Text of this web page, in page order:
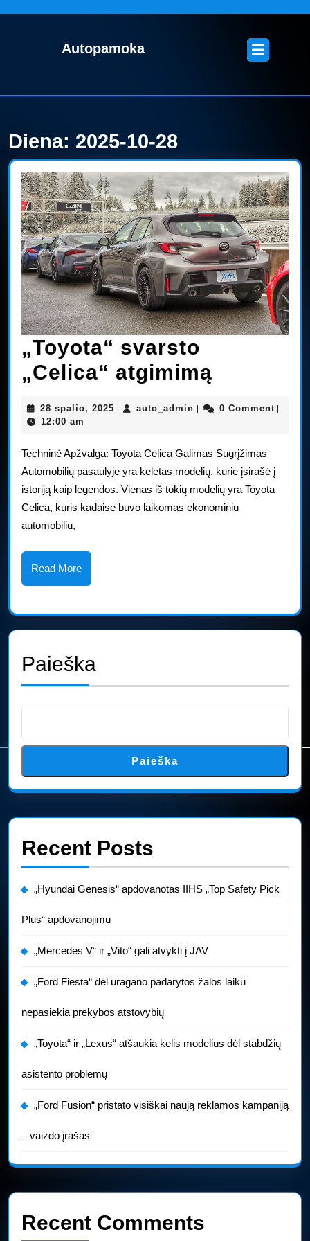
Autopamoka
Open
Button
Diena: 2025-10-28
„Toyota“ svarsto
„Celica“ atgimimą
atgimimą
28 spalio, 2025 28
auto_admin auto_admin
0 Comment
12:00 am
Techninė Apžvalga: Toyota Celica Galimas Sugrįžimas
Automobilių pasaulyje yra keletas modelių, kurie įsirašė į
istoriją kaip legendos. Vienas iš tokių modelių yra Toyota
Celica, kuris kadaise buvo laikomas ekonominiu
automobiliu,
Read MoreRead
More
Paieška
Paieška
Recent Posts
„Hyundai Genesis“ apdovanotas IIHS „Top Safety Pick
Plus“ apdovanojimu
„Mercedes V“ ir „Vito“ gali atvykti į JAV
„Ford Fiesta“ dėl uragano padarytos žalos laiku
nepasiekia prekybos atstovybių
„Toyota“ ir „Lexus“ atšaukia kelis modelius dėl stabdžių
asistento problemų
„Ford Fusion“ pristato visiškai naują reklamos kampaniją
– vaizdo įrašas
Recent Comments